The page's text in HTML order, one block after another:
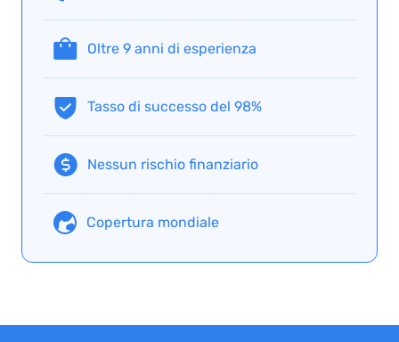
Oltre 9 anni di esperienza
Tasso di successo del 98%
Nessun rischio finanziario
Copertura mondiale